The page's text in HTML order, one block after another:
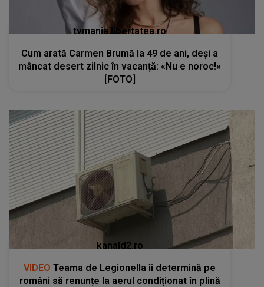
tvmania.libertatea.ro
Cum arată Carmen Brumă la 49 de ani, deși a
mâncat desert zilnic în vacanță: «Nu e noroc!»
[FOTO]
kanald2.ro
VIDEO Teama de Legionella îi determină pe
români să renunțe la aerul condiționat în plină